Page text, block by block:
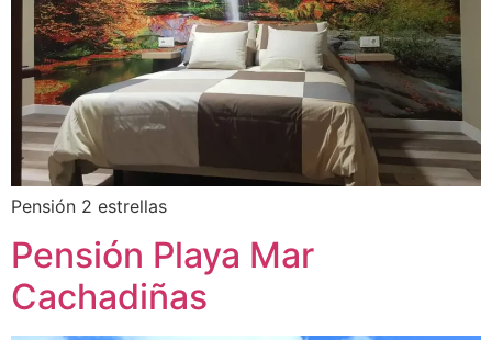
Pensión 2 estrellas
Pensión Playa Mar
Cachadiñas